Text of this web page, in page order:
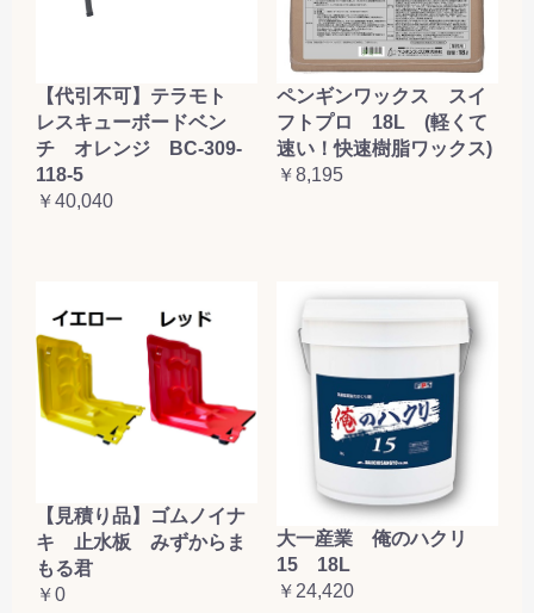
【代引不可】テラモト
レスキューボードベン
チ オレンジ BC-309-
118-5
￥40,040
ペンギンワックス スイ
フトプロ 18L (軽くて
速い！快速樹脂ワックス)
￥8,195
【見積り品】ゴムノイナ
キ 止水板 みずからま
もる君
￥0
大一産業 俺のハクリ
15 18L
￥24,420